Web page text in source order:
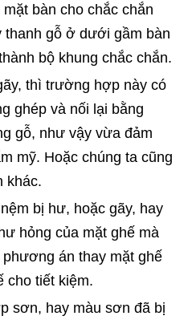
bàn cho chắc chắn
thanh gỗ ở dưới gầm bàn
bộ khung chắc chắn.
thì trường hợp này có
ghép và nối lại bằng
gỗ, như vậy vừa đảm
mỹ. Hoặc chúng ta cũng
khác.
bị hư, hoặc gãy, hay
hỏng của mặt ghế mà
án thay mặt ghế
cho tiết kiệm.
sơn, hay màu sơn đã bị